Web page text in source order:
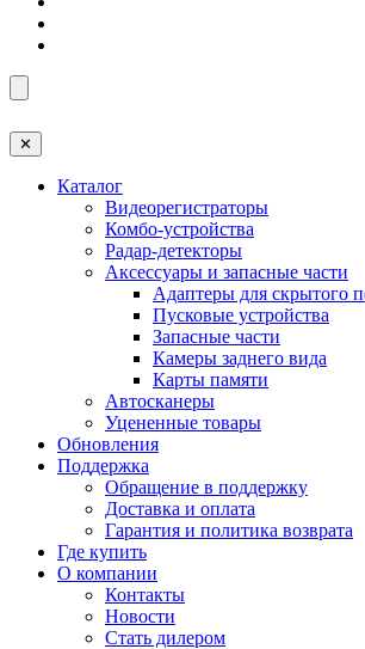
✕
Каталог
Видеорегистраторы
Комбо-устройства
Радар-детекторы
Аксессуары и запасные части
Адаптеры для скрытого
Пусковые устройства
Запасные части
Камеры заднего вида
Карты памяти
Автосканеры
Уцененные товары
Обновления
Поддержка
Обращение в поддержку
Доставка и оплата
Гарантия и политика возврата
Где купить
О компании
Контакты
Новости
Стать дилером